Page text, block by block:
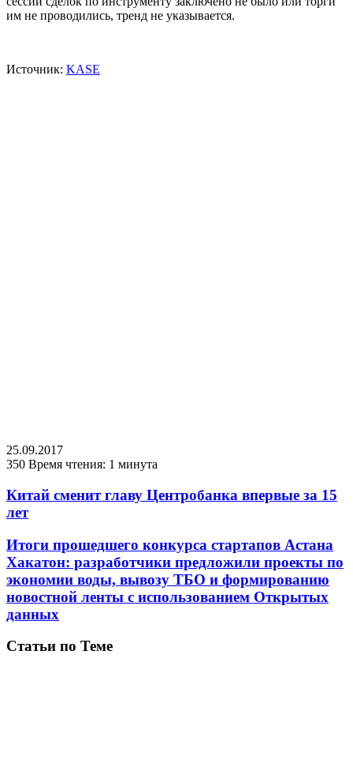
им не проводились, тренд не указывается.
Источник: KASE
25.09.2017
350 Время чтения: 1 минута
Китай сменит главу Центробанка впервые за 15
лет
Итоги прошедшего конкурса стартапов Астана
Хакатон: разработчики предложили проекты по
экономии воды, вывозу ТБО и формированию
новостной ленты с использованием Открытых
данных
Статьи по Теме